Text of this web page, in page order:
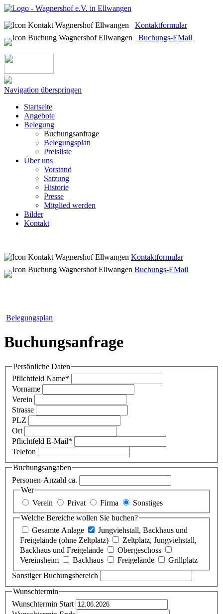
Kontaktformular
Buchungs-EMail
Navigation überspringen
Startseite
Angebote
Belegung
Buchungsanfrage
Belegungsplan
Preisliste
Über uns
Vorstand
Satzung
Historie
Presse
Mitglied werden
Bilder
Kontakt
Kontaktformular
Buchungs-EMail
Belegungsplan
Buchungsanfrage
Persönliche Daten
Pflichtfeld Name*
Vorname
Verein
Strasse
PLZ
Ort
Pflichtfeld E-Mail*
Telefon
Buchungsangaben
Personen-Anzahl ca.
Wer
Verein
Privat Firma
Sonstiges
Welche Bereiche wollen Sie buchen?
Gesamte Anlage
Jungviehstall, Backhaus und
Freigelände (ohne Zeltplatz)
Zeltplatz, Jungviehstall,
Backhaus und Freigelände
Obergeschoss
Vereinsheim
Backhaus Freigelände
Grillplatz
Sonstiger Buchungsbereich
Wunschtermin
Wunschtermin Start